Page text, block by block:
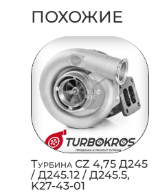
ПОХОЖИЕ
Турбина CZ 4,75 Д245
/ Д245.12 / Д245.5,
K27-43-01